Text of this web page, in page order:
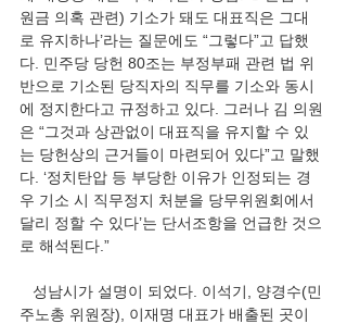
원금 의혹 관련) 기소가 돼도 대표직은 그대
로 유지하나’라는 질문에도 “그렇다”고 답했
다. 민주당 당헌 80조는 부정부패 관련 법 위
반으로 기소된 당직자의 직무를 기소와 동시
에 정지한다고 규정하고 있다. 그러나 김 의원
은 “그것과 상관없이 대표직을 유지할 수 있
는 당헌상의 근거들이 마련되어 있다”고 말했
다. ‘정치탄압 등 부당한 이유가 인정되는 경
우 기소 시 직무정지 처분을 당무위원회에서
달리 정할 수 있다’는 단서조항을 언급한 것으
로 해석된다.”
주노총 위원장), 이재명 대표가 배출된 곳이